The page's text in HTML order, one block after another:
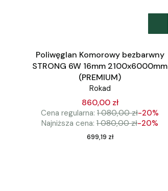
Poliwęglan Komorowy bezbarwny
STRONG 6W 16mm 2100x6000mm
(PREMIUM)
Rokad
860,00 zł
Cena regularna: 1 080,00 zł-20%
Najniższa cena: 1 080,00 zł-20%
Cena
699,19 zł